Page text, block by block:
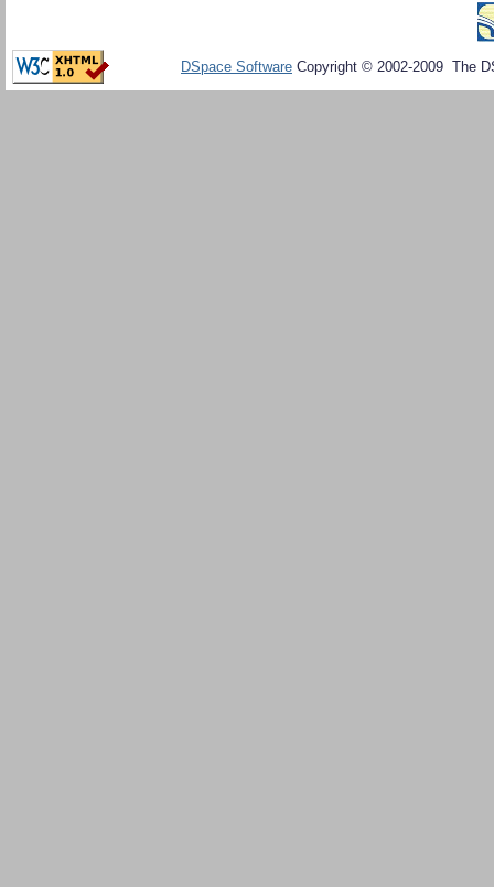
DSpace Software Copyright © 2002-2009 The